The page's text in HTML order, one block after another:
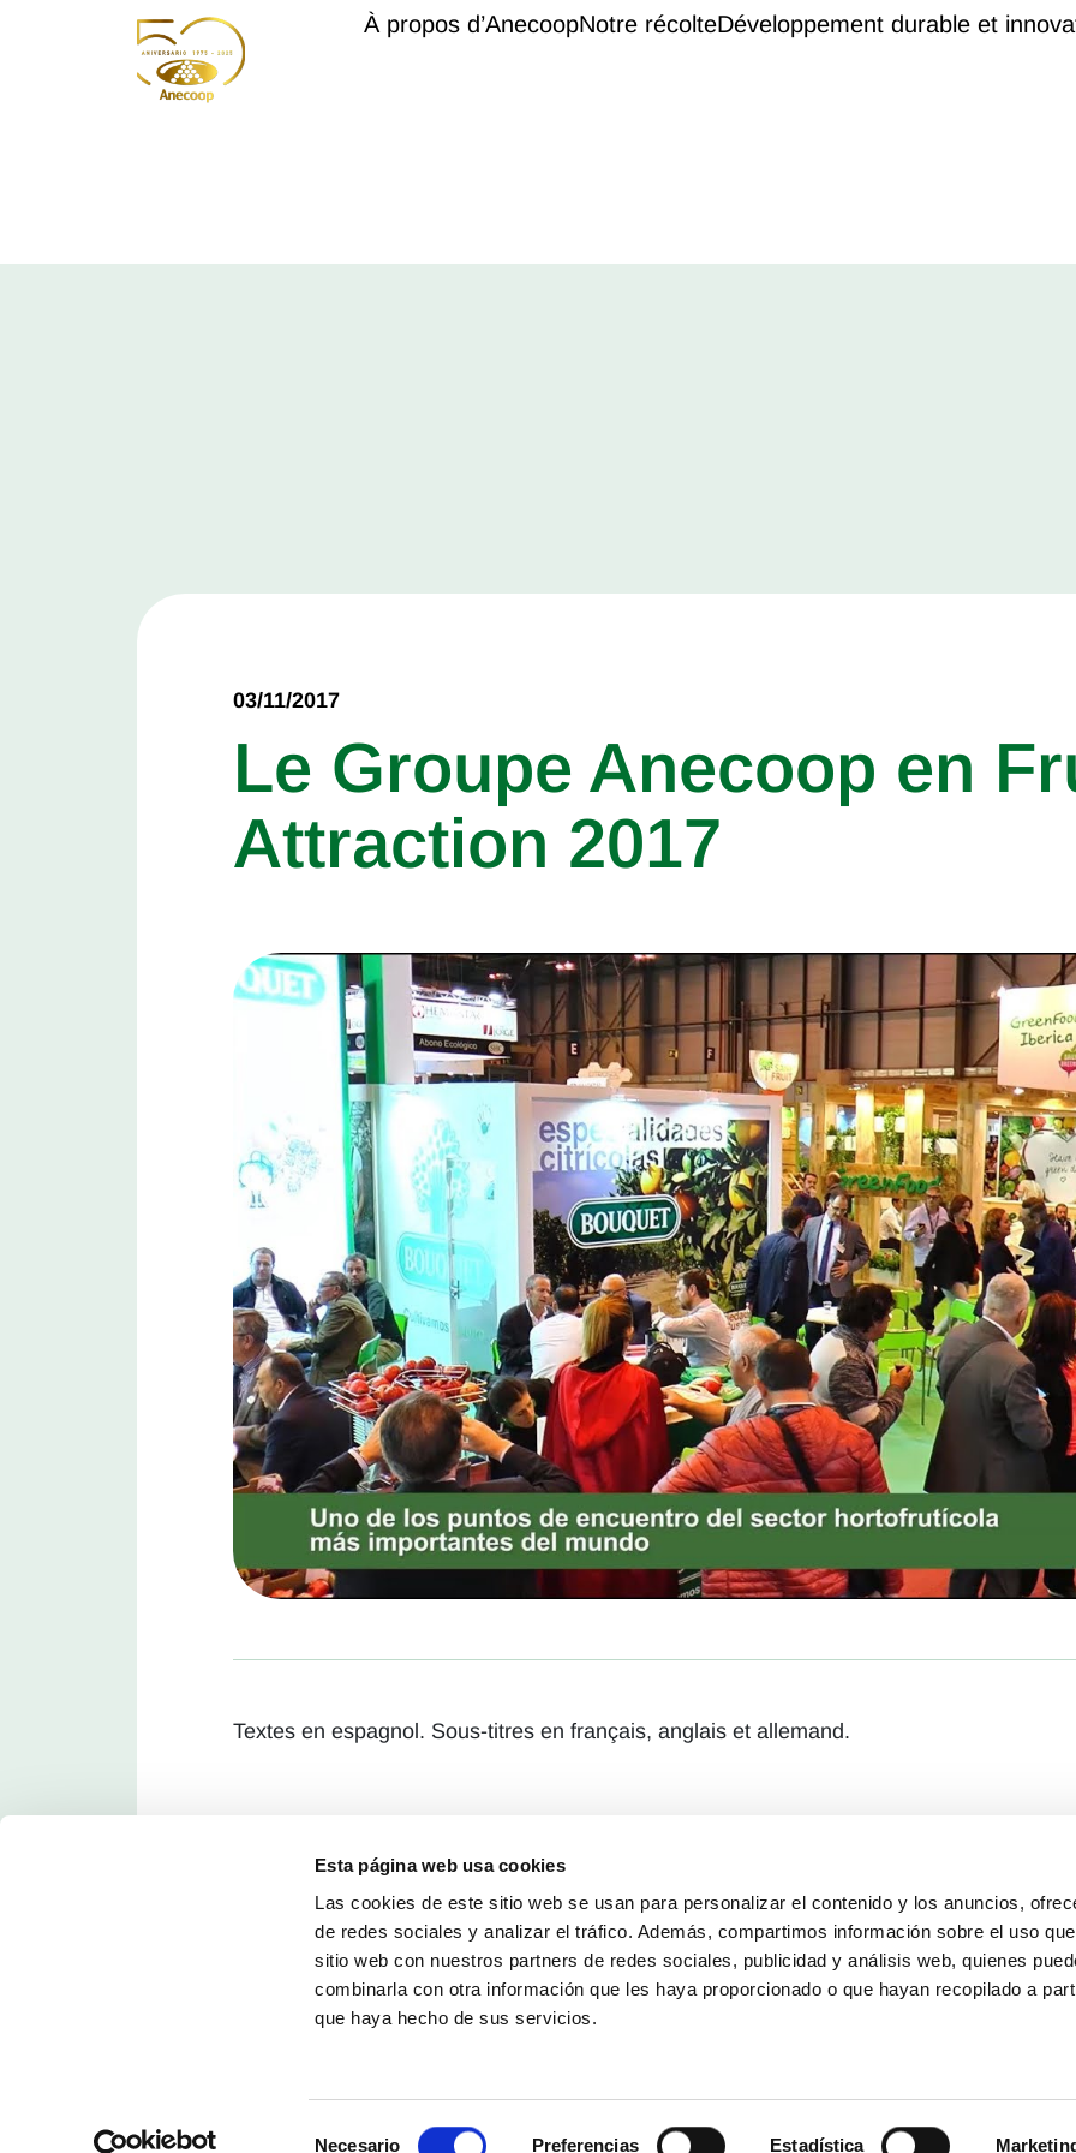
Esta página web usa cookies
Las cookies de este sitio web se usan para personalizar el contenido y los anuncios,
de redes sociales y analizar el tráfico. Además, compartimos información sobre el uso
sitio web con nuestros partners de redes sociales, publicidad y análisis web, quienes
combinarla con otra información que les haya proporcionado o que hayan recopilado a
que haya hecho de sus servicios.
Necesario Preferencias Estadística
À propos d’AnecoopNotre récolteDéveloppement durable et
03/11/2017
Le Groupe Anecoop en
Attraction 2017
Textes en espagnol. Sous-titres en français, anglais et allemand.